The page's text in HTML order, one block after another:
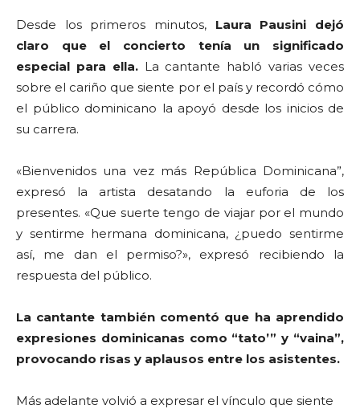
Desde los primeros minutos, Laura Pausini dejó
claro que el concierto tenía un significado
especial para ella. La cantante habló varias veces
sobre el cariño que siente por el país y recordó cómo
el público dominicano la apoyó desde los inicios de
su carrera.
«Bienvenidos una vez más República Dominicana”,
expresó la artista desatando la euforia de los
presentes. «Que suerte tengo de viajar por el mundo
y sentirme hermana dominicana, ¿puedo sentirme
así, me dan el permiso?», expresó recibiendo la
respuesta del público.
La cantante también comentó que ha aprendido
expresiones dominicanas como “tato’” y “vaina”,
provocando risas y aplausos entre los asistentes.
Más adelante volvió a expresar el vínculo que siente